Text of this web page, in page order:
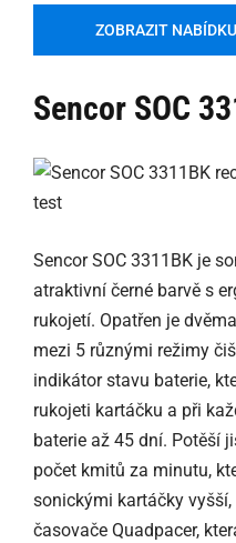
ZOBRAZIT NABÍDKU
Sencor SOC
Sencor SOC 3311BK je
atraktivní černé barvě s
rukojetí. Opatřen je
mezi 5 různými režimy
indikátor stavu baterie,
rukojeti kartáčku a při
baterie až 45 dní. Potěší
počet kmitů za minutu,
sonickými kartáčky
časovače Quadpacer,